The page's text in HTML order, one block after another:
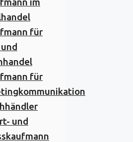
für
für
und